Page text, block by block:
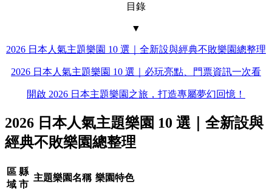
目錄
▼
2026 日本人氣主題樂園 10 選｜全新設與經典不敗樂園總整理
2026 日本人氣主題樂園 10 選｜必玩亮點、門票資訊一次看
開啟 2026 日本主題樂園之旅，打造專屬夢幻回憶！
2026 日本人氣主題樂園 10 選｜全新設與
經典不敗樂園總整理
區
域
縣
市
主題樂園名稱 樂園特色